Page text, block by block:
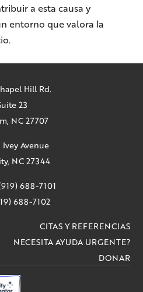
a esta causa y
entorno que valora la
Hill Rd.
23
NC 27707
Ivey Avenue
NC 27344
688-7101
688-7102
CITAS Y REFERENCIAS
NECESITA AYUDA URGENTE?
DONAR